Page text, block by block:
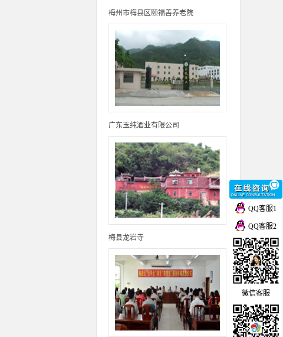
梅州市梅县区颐福善养老院
广东玉纯酒业有限公司
梅县龙岩寺
QQ客服1
QQ客服2
微信客服